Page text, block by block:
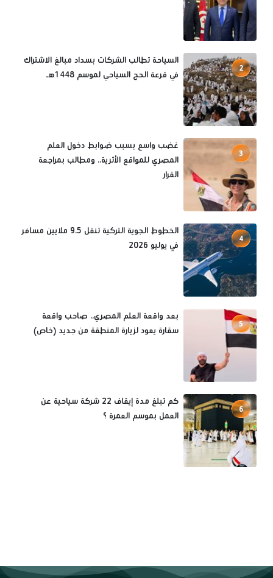
2
السياحة تطالب الشركات بسداد مبالغ الاشتراك
في قرعة الحج السياحي لموسم 1448هـ
3
غضب واسع بسبب ضوابط دخول العلم
المصري للمواقع الأثرية.. ومطالب بمراجعة
القرار
4
الخطوط الجوية التركية تنقل 9.5 ملايين مسافر
في يوليو 2026
5
بعد واقعة العلم المصري.. صاحب واقعة
سقارة يعود لزيارة المنطقة من جديد (خاص)
6
كم تبلغ مدة إيقاف 22 شركة سياحية عن
العمل بموسم العمرة ؟